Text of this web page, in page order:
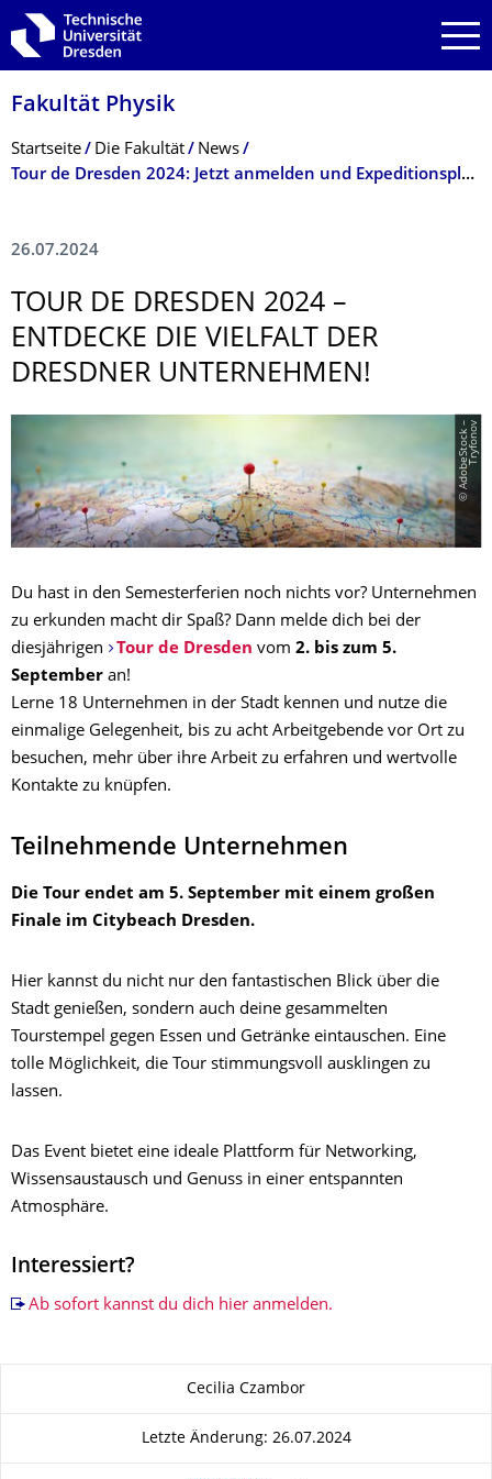
Zur Hauptnavigation springen
Zur Suche springen
Zum Inhalt springen
Fakultät Physik
Breadcrumb-Menü
Startseite Die Fakultät
News
Tour de Dresden 2024: Jetzt anmelden und Expeditionsplätze sichern!
26.07.2024
TOUR DE DRESDEN 2024 –
ENTDECKE DIE VIELFALT DER
DRESDNER UNTERNEHMEN!
©
A
d
o
b
e
S
t
o
c
k
–
T
r
y
f
o
n
ov
Du hast in den Semesterferien noch nichts vor? Unternehmen
zu erkunden macht dir Spaß? Dann melde dich bei der
diesjährigen
Tour de Dresden vom 2. bis zum 5.
September an!
Lerne 18 Unternehmen in der Stadt kennen und nutze die
einmalige Gelegenheit, bis zu acht Arbeitgebende vor Ort zu
besuchen, mehr über ihre Arbeit zu erfahren und wertvolle
Kontakte zu knüpfen.
Teilnehmende Unternehmen
Die Tour endet am 5. September mit einem großen
Finale im Citybeach Dresden.
Hier kannst du nicht nur den fantastischen Blick über die
Stadt genießen, sondern auch deine gesammelten
Tourstempel gegen Essen und Getränke eintauschen. Eine
tolle Möglichkeit, die Tour stimmungsvoll ausklingen zu
lassen.
Das Event bietet eine ideale Plattform für Networking,
Wissensaustausch und Genuss in einer entspannten
Atmosphäre.
Interessiert?
Ab sofort kannst du dich hier anmelden.
Cecilia Czambor
Letzte Änderung: 26.07.2024